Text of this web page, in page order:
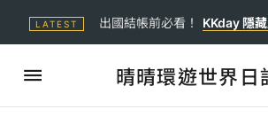
LATEST 出國結帳前必看！ KKday 隱
晴晴環遊世界日